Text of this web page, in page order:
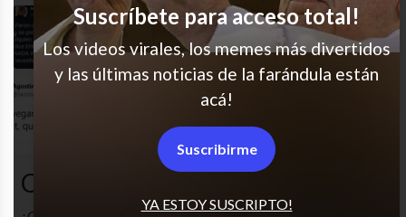
Por favor
JAJAJA todo a la vez
Comentarios
YA ESTOY SUSCRIPTO!
Suscríbete para acceso total!
Los videos virales, los memes más divertidos
y las últimas noticias de la farándula están
acá!
Suscribirme